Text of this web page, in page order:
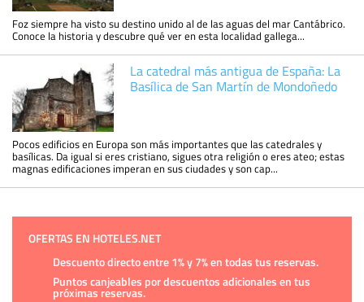
Foz siempre ha visto su destino unido al de las aguas del mar Cantábrico.
Conoce la historia y descubre qué ver en esta localidad gallega...
La catedral más antigua de España: La
Basílica de San Martín de Mondoñedo
Pocos edificios en Europa son más importantes que las catedrales y
basílicas. Da igual si eres cristiano, sigues otra religión o eres ateo; estas
magnas edificaciones imperan en sus ciudades y son cap...
OFERTAS EN HOTELES.NET
Descuento directo entre 1% y 7% en todas tus reservas.
Puntos canjeables por descuentos adicionales en tus
próximas reservas.